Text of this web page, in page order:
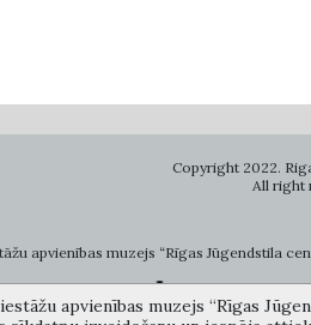
Copyright 2022.
All right
apvienības muzejs “Rīgas Jūgendstila
apvienības muzejs “Rīgas